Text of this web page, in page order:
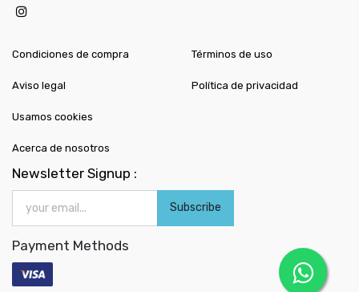
Condiciones de compra
Aviso legal
Términos de uso
Política de privacidad
Usamos cookies
Acerca de nosotros
Newsletter Signup :
Subscribe
Payment Methods